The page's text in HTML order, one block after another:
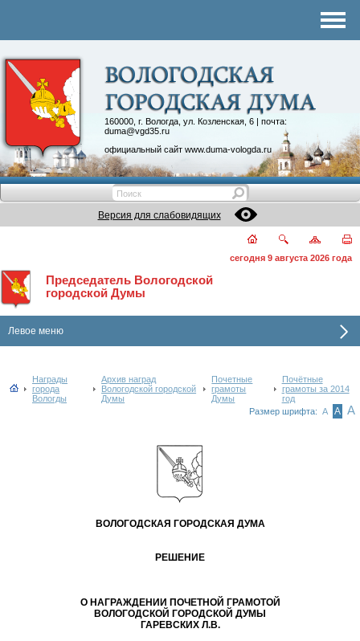
160000, г. Вологда, ул. Козленская, 6 | почта:
duma@vgd35.ru
официальный сайт www.duma-vologda.ru
Контакты
Депутатские объединения
Версия для слабовидящих
сегодня 9 августа 2026 года
Председатель Вологодской
городской Думы
Левое меню
Награды
города
Вологды
Архив наград
Вологодской городской
Думы
Почетные
грамоты
Думы
Почётные
грамоты за 2014
год
Размер шрифта: А А А
ВОЛОГОДСКАЯ ГОРОДСКАЯ ДУМА
РЕШЕНИЕ
О НАГРАЖДЕНИИ ПОЧЕТНОЙ ГРАМОТОЙ
ВОЛОГОДСКОЙ ГОРОДСКОЙ ДУМЫ
ГАРЕВСКИХ Л.В.